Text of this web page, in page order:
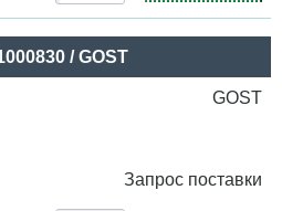
/ GOST
GOST
Запрос поставки